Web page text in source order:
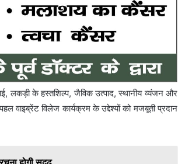
लकड़ी के हस्तशिल्प, जैविक उत्पाद, स्थानीय व्यंजन और
वाइब्रेंट विलेज कार्यक्रम के उद्देश्यों को मजबूती प्रदान